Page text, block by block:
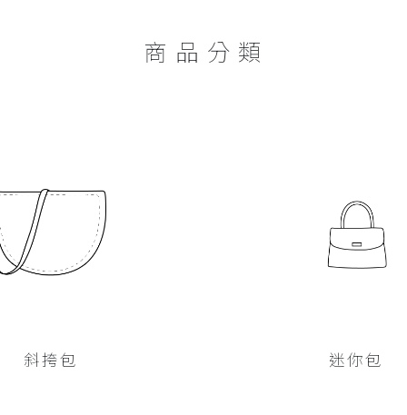
商 品 分 類
斜挎包 迷你包